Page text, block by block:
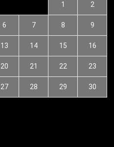
1 2
6 7 8 9
13 14 15 16
20 21 22 23
27 28 29 30